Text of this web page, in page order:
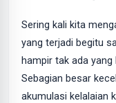
Sering kali kita
yang terjadi begitu
hampir tak ada
Sebagian besar
akumulasi kelalaian